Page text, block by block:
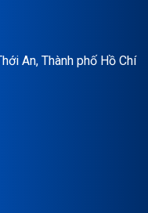
An, Thành phố Hồ Chí